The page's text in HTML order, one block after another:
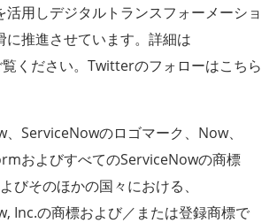
活用しデジタルトランスフォーメーショ
に推進させています。詳細は
覧ください。Twitterのフォローはこちら
ServiceNowのロゴマーク、Now、
およびすべてのServiceNowの商標
びそのほかの国々における、
Inc.の商標および／または登録商標で